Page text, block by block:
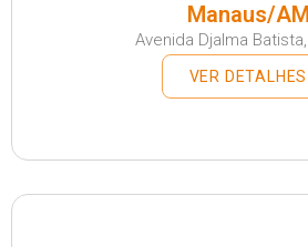
Manaus/AM
Avenida Djalma
VER DETALHES